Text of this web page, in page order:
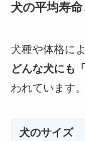
犬の平均寿
犬種や体格に
どんな犬にも
われています。
犬のサイズ